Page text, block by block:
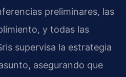
preliminares, las
y todas las
supervisa la estrategia
asegurando que